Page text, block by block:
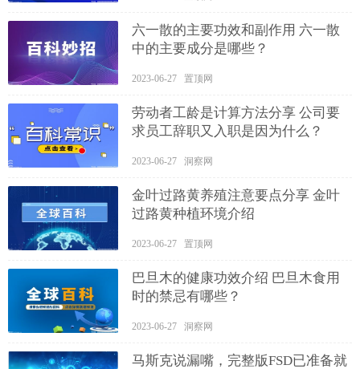
六一散的主要功效和副作用 六一散
中的主要成分是哪些？
2023-06-27 置顶网
劳动者工龄是计算方法分享 公司要
求员工辞职又入职是因为什么？
2023-06-27 洞察网
金叶过路黄养殖注意要点分享 金叶
过路黄种植环境介绍
2023-06-27 置顶网
巴旦木的健康功效介绍 巴旦木食用
时的禁忌有哪些？
2023-06-27 洞察网
马斯克说漏嘴，完整版FSD已准备就